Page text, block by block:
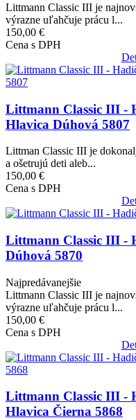
Littmann Classic III je
výrazne uľahčuje prácu l...
150,00 €
Cena s DPH
Obrázok
Littmann Classic III -
Hlavica Dúhová 5807
Littman Classic III je
a ošetrujú deti aleb...
150,00 €
Cena s DPH
Obrázok
Littmann Classic III -
Dúhová 5870
Najpredávanejšie
Littmann Classic III je
výrazne uľahčuje prácu l...
150,00 €
Cena s DPH
Obrázok
Littmann Classic III -
Hlavica Čierna 5868